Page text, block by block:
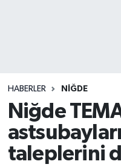
HABERLER NIĞDE
Niğde
taleplerini
Spor
Siyaset
Haber Arşivi